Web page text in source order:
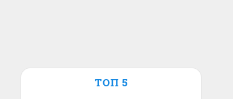
ТОП 5